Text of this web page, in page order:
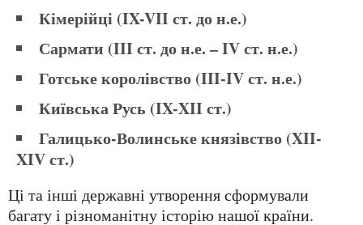
Кімерійці (IX-VII ст. до н.е.)
Сармати (III ст. до н.е. – IV ст. н.е.)
Готське королівство (III-IV ст. н.е.)
Київська Русь (IX-XII ст.)
Галицько-Волинське князівство (XII-
XIV ст.)
Ці та інші державні утворення сформували
багату і різноманітну історію нашої країни.